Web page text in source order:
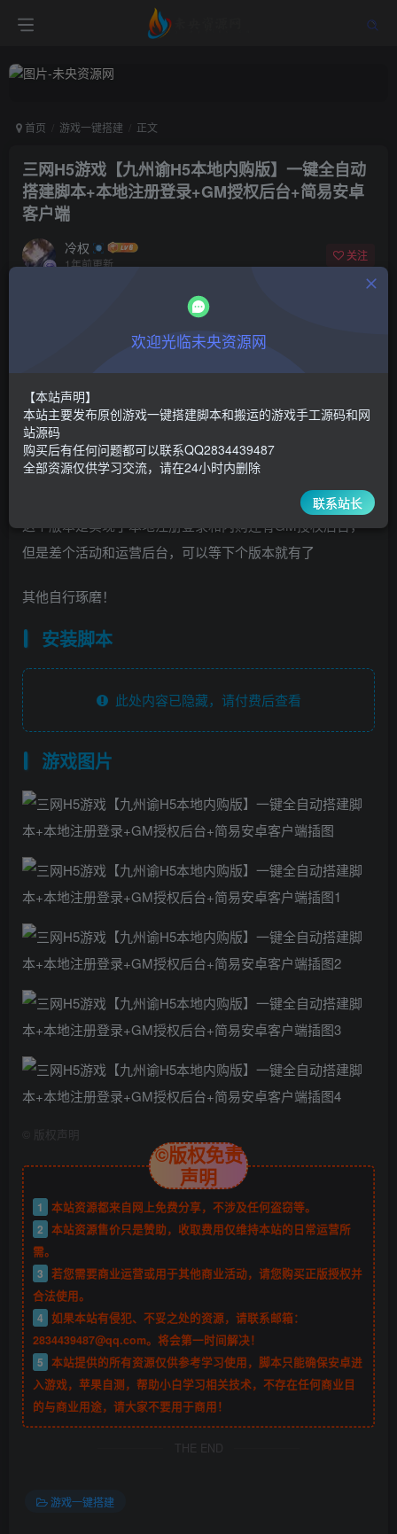
首页 游戏一键搭建 正文
三网H5游戏【九州谕H5本地内购版】一键全自动
搭建脚本+本地注册登录+GM授权后台+简易安卓
客户端
冷权
1年前更新
关注
￥9.9 ￥ 30
这个版本是实现了本地注册登录和内购还有GM授权后台，
但是差个活动和运营后台，可以等下个版本就有了
其他自行琢磨！
安装脚本
此处内容已隐藏，请付费后查看
游戏图片
版权声明
©版权免责
声明
1
本站资源都来自网上免费分享，不涉及任何盗窃等。
2 本站资源售价只是赞助，收取费用仅维持本站的日常运营所
需。
3 若您需要商业运营或用于其他商业活动，请您购买正版授权并
合法使用。
4 如果本站有侵犯、不妥之处的资源，请联系邮箱：
2834439487@qq.com。将会第一时间解决！
5 本站提供的所有资源仅供参考学习使用，脚本只能确保安卓进
入游戏，苹果自测，帮助小白学习相关技术，不存在任何商业目
的与商业用途，请大家不要用于商用！
THE END
游戏一键搭建
欢迎光临未央资源网
【本站声明】
本站主要发布原创游戏一键搭建脚本和搬运的游戏手工源码和网
站源码
购买后有任何问题都可以联系QQ2834439487
全部资源仅供学习交流，请在24小时内删除
联系站长